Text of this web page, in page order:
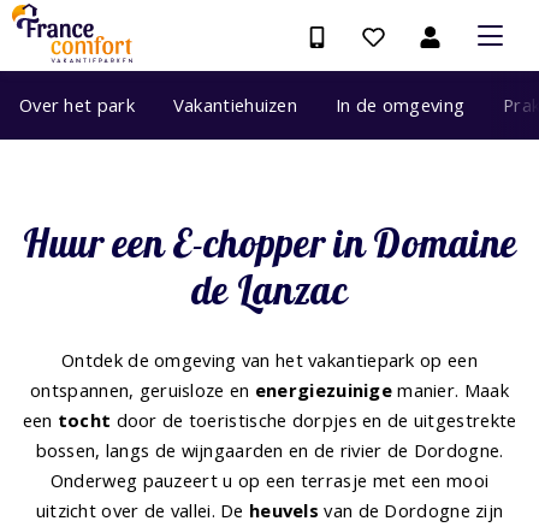
Over het park Vakantiehuizen In de omgeving
Huur een E-chopper in Domaine
de Lanzac
Ontdek de omgeving van het vakantiepark op een
ontspannen, geruisloze en energiezuinige manier. Maak
een tocht door de toeristische dorpjes en de uitgestrekte
bossen, langs de wijngaarden en de rivier de Dordogne.
Onderweg pauzeert u op een terrasje met een mooi
uitzicht over de vallei. De heuvels van de Dordogne zijn